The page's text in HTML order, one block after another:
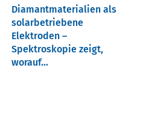
Diamantmaterialien als
solarbetriebene
Elektroden –
Spektroskopie zeigt,
worauf...